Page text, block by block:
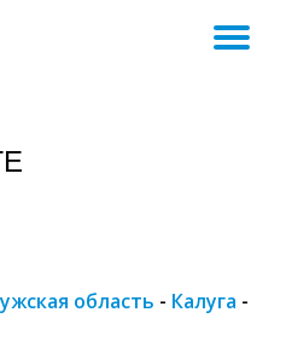
область - Калуга -